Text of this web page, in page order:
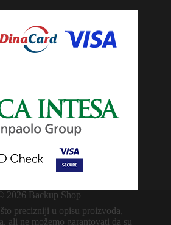
2026 Backup Shop
precizniji u opisu proizvoda,
ali ne možemo garantovati da su